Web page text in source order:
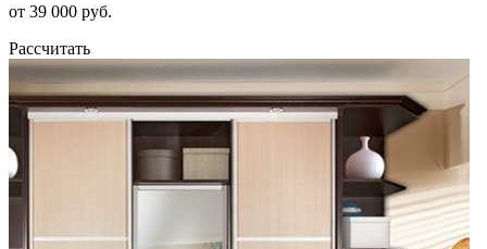
от 39 000 руб.
Рассчитать